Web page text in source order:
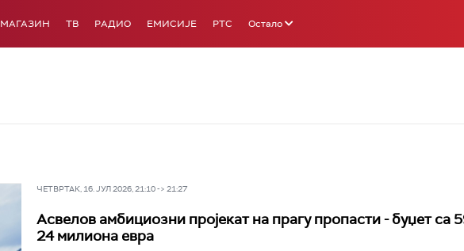
МАГАЗИН ТВ РАДИО ЕМИСИЈЕ РТС Остало
ЧЕТВРТАК, 16. ЈУЛ 2026, 21:10 -> 21:27
Асвелов амбициозни пројекат на прагу пропасти - буџет са
24 милиона евра